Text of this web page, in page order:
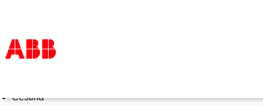
Products & Solutions
Čeština